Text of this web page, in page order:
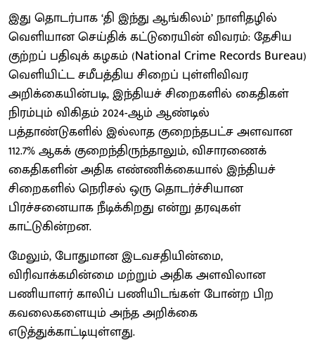
இது தொடர்பாக ‘தி இந்து ஆங்கிலம்’ நாளிதழில்
வெளியான செய்திக் கட்டுரையின் விவரம்: தேசிய
குற்றப் பதிவுக் கழகம் (National Crime Records Bureau)
வெளியிட்ட சமீபத்திய சிறைப் புள்ளிவிவர
அறிக்கையின்படி, இந்தியச் சிறைகளில் கைதிகள்
நிரம்பும் விகிதம் 2024-ஆம் ஆண்டில்
பத்தாண்டுகளில் இல்லாத குறைந்தபட்ச அளவான
112.7% ஆகக் குறைந்திருந்தாலும், விசாரணைக்
கைதிகளின் அதிக எண்ணிக்கையால் இந்தியச்
சிறைகளில் நெரிசல் ஒரு தொடர்ச்சியான
பிரச்சனையாக நீடிக்கிறது என்று தரவுகள்
காட்டுகின்றன.
மேலும், போதுமான இடவசதியின்மை,
விரிவாக்கமின்மை மற்றும் அதிக அளவிலான
பணியாளர் காலிப் பணியிடங்கள் போன்ற பிற
கவலைகளையும் அந்த அறிக்கை
எடுத்துக்காட்டியுள்ளது.